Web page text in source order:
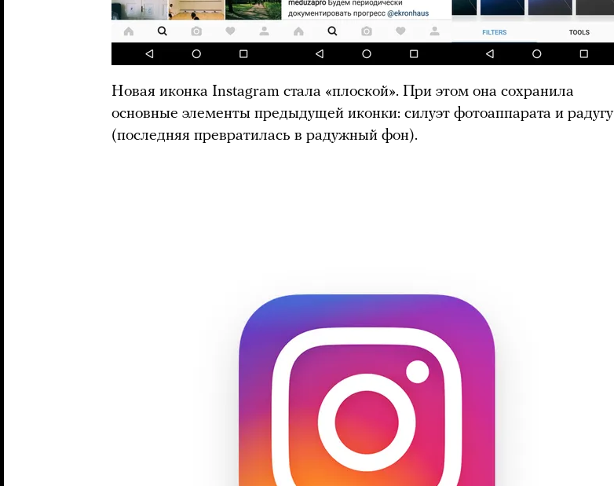
Новая иконка Instagram стала «плоской». При этом она сохранила
основные элементы предыдущей иконки: силуэт фотоаппарата и радугу
(последняя превратилась в радужный фон).